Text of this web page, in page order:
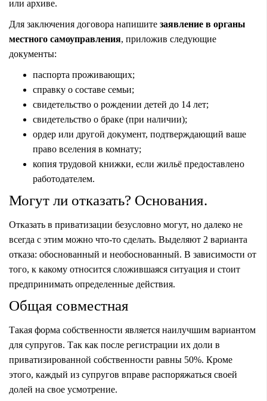
или архиве.
Для заключения договора напишите заявление в органы
местного самоуправления, приложив следующие
документы:
паспорта проживающих;
справку о составе семьи;
свидетельство о рождении детей до 14 лет;
свидетельство о браке (при наличии);
ордер или другой документ, подтверждающий ваше
право вселения в комнату;
копия трудовой книжки, если жильё предоставлено
работодателем.
Могут ли отказать? Основания.
Отказать в приватизации безусловно могут, но далеко не
всегда с этим можно что-то сделать. Выделяют 2 варианта
отказа: обоснованный и необоснованный. В зависимости от
того, к какому относится сложившаяся ситуация и стоит
предпринимать определенные действия.
Общая совместная
Такая форма собственности является наилучшим вариантом
для супругов. Так как после регистрации их доли в
приватизированной собственности равны 50%. Кроме
этого, каждый из супругов вправе распоряжаться своей
долей на свое усмотрение.